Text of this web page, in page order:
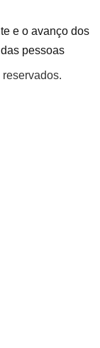
e o avanço dos
pessoas